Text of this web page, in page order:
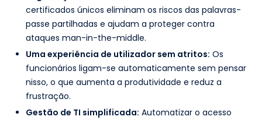
certificados únicos eliminam os riscos das palavras-
passe partilhadas e ajudam a proteger contra
ataques man-in-the-middle.
Uma experiência de utilizador sem atritos: Os
funcionários ligam-se automaticamente sem pensar
nisso, o que aumenta a produtividade e reduz a
frustração.
Gestão de TI simplificada: Automatizar o acesso